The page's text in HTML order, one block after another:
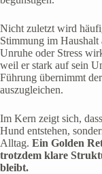
Nicht zuletzt wird
Stimmung im
Unruhe oder Stress
weil er stark auf sein
Führung übernimmt
auszugleichen.
Im Kern zeigt sich,
Hund entstehen,
Alltag. Ein Golden
trotzdem klare
bleibt.